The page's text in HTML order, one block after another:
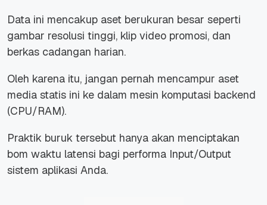
Data ini mencakup aset berukuran besar seperti
gambar resolusi tinggi, klip video promosi, dan
berkas cadangan harian.
Oleh karena itu, jangan pernah mencampur aset
media statis ini ke dalam mesin komputasi backend
(CPU/RAM).
Praktik buruk tersebut hanya akan menciptakan
bom waktu latensi bagi performa Input/Output
sistem aplikasi Anda.